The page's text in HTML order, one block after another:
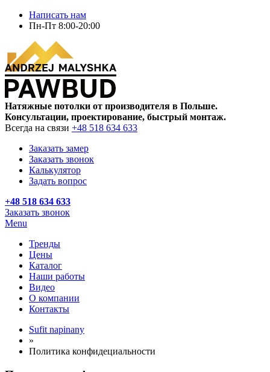
Написать нам
Пн-Пт 8:00-20:00
Натяжные потолки от производителя в Польше.
Консультации, проектирование, быстрый монтаж.
Всегда на связи +48 518 634 633
Заказать замер
Заказать звонок
Калькулятор
Задать вопрос
+48 518 634 633
Заказать звонок
Menu
Тренды
Цены
Каталог
Наши работы
Видео
О компании
Контакты
Sufit napinany
»
Политика конфидециальности